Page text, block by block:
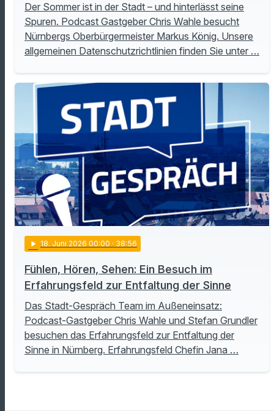
Der Sommer ist in der Stadt – und hinterlässt seine
Spuren. Podcast Gastgeber Chris Wahle besucht
Nürnbergs Oberbürgermeister Markus König. Unsere
allgemeinen Datenschutzrichtlinien finden Sie unter …
play_arrow 18. Juni 2026 00:00 · 38:56
Fühlen, Hören, Sehen: Ein Besuch im
Erfahrungsfeld zur Entfaltung der Sinne
Das Stadt-Gespräch Team im Außeneinsatz:
Podcast-Gastgeber Chris Wahle und Stefan Grundler
besuchen das Erfahrungsfeld zur Entfaltung der
Sinne in Nürnberg. Erfahrungsfeld Chefin Jana …